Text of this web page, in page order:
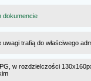
dokumencie
uwagi trafią do właściwego
w rozdzielczości